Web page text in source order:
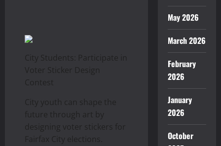
City Students: Participate in
Voter Sticker Design
Contest
City youth can shape the
future through art by
designing voter stickers for
Fairfax City elections.
May 2026
March 2026
February
2026
January
2026
October